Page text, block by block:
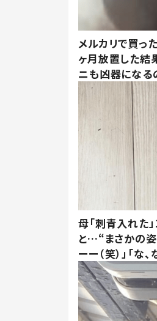
メルカリで買っ
ヶ月放置した結
ニも凶器になるの
母「刺青入れた
と…“まさかの
ーー（笑）」「な、